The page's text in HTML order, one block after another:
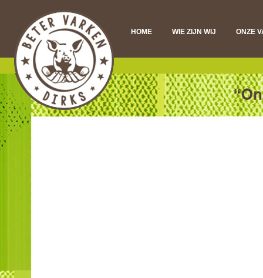
HOME WIE ZIJN WIJ ONZE